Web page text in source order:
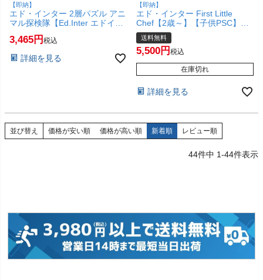
【即納】
エド・インター 2層パズル アニ
マル探検隊【Ed.Inter エドイン
【3歳～】【SBT】
3,465 税込
詳細を見る
【即納】
エド・インター First Little
Chef【2歳～】【子供PSC】
【Ed.Inter PETIT MARCHE エ
ドインター GENI ジェニ 木のお
もちゃ】【宅配便送料無料】
送料無料
5,500 税込
在庫切れ
詳細を見る
並び替え 価格が安い順 価格が高い順 新着順 レビュー順
44件中 1-44件表示